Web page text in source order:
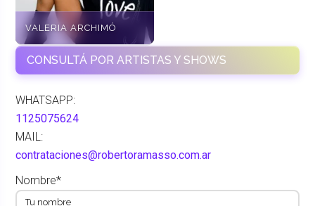
VALERIA ARCHIMÓ
CONSULTÁ POR ARTISTAS Y SHOWS
WHATSAPP:
1125075624
MAIL:
contrataciones@robertoramasso.com.ar
Nombre*